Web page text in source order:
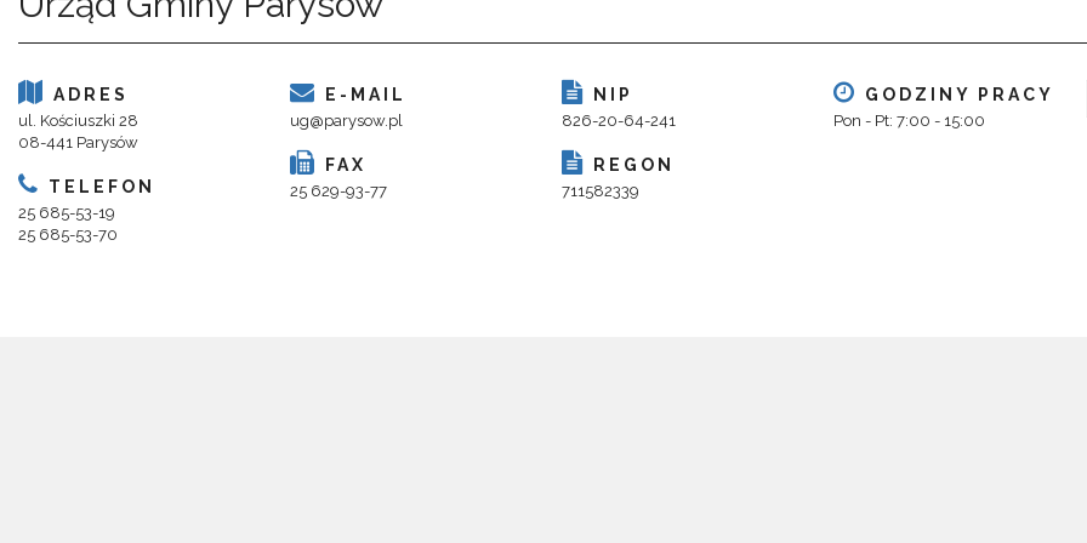
ADRES
ul. Kościuszki 28
08-441 Parysów
TELEFON
25 685-53-19
25 685-53-70
E-MAIL
ug@parysow.pl
FAX
25 629-93-77
NIP
826-20-64-241
REGON
711582339
GODZINY PRACY
Pon - Pt: 7:00 - 15:00